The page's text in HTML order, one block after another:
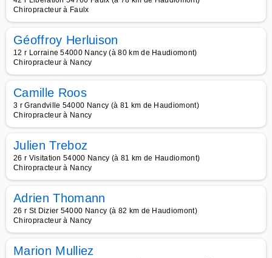
Chiropracteur à Faulx
Géoffroy Herluison
12 r Lorraine 54000 Nancy (à 80 km de Haudiomont)
Chiropracteur à Nancy
Camille Roos
3 r Grandville 54000 Nancy (à 81 km de Haudiomont)
Chiropracteur à Nancy
Julien Treboz
26 r Visitation 54000 Nancy (à 81 km de Haudiomont)
Chiropracteur à Nancy
Adrien Thomann
26 r St Dizier 54000 Nancy (à 82 km de Haudiomont)
Chiropracteur à Nancy
Marion Mulliez